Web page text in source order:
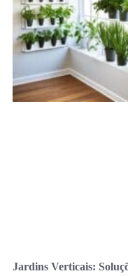
Jardins Verticais: